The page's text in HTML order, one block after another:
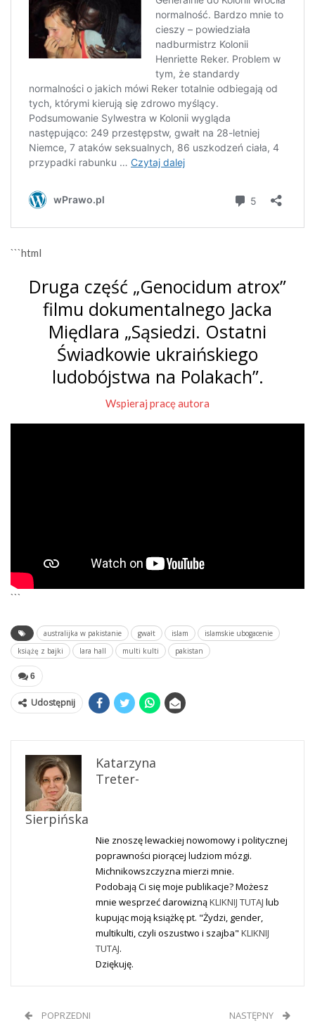
```html
Druga część „Genocidum atrox”
filmu dokumentalnego Jacka
Międlara „Sąsiedzi. Ostatni
Świadkowie ukraińskiego
ludobójstwa na Polakach”.
Wspieraj pracę autora
```
australijka w pakistanie gwałt islam
islamskie ubogacenie
książę z bajki
lara hall multi kulti pakistan
6
Udostępnij
Katarzyna
Treter-
Sierpińska
Nie znoszę lewackiej nowomowy i politycznej
poprawności piorącej ludziom mózgi.
Michnikowszczyzna mierzi mnie.
Podobają Ci się moje publikacje? Możesz
mnie wesprzeć darowiznąKLIKNIJ TUTAJ lub
kupując moją książkę pt. "Żydzi, gender,
multikulti, czyli oszustwo i szajba" KLIKNIJ
TUTAJ.
Dziękuję.
POPRZEDNI NASTĘPNY